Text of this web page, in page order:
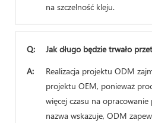
na szczelność kleju.
Q:
Jak długo będzie trwało
A:
Realizacja projektu ODM
projektu OEM, ponieważ
więcej czasu na
nazwa wskazuje, ODM